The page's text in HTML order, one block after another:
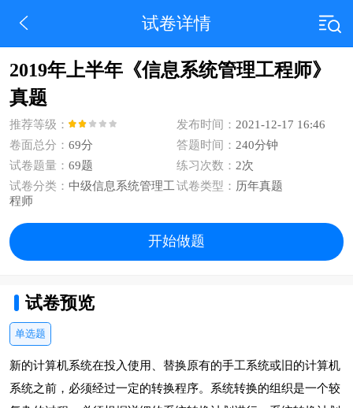
试卷详情
2019年上半年《信息系统管理工程师》
真题
推荐等级： 发布时间： 2021-12-17 16:46
卷面总分： 69分 答题时间： 240分钟
试卷题量： 69题 练习次数： 2次
试卷分类： 中级信息系统管理工
程师
试卷类型： 历年真题
开始做题
试卷预览
单选题
新的计算机系统在投入使用、替换原有的手工系统或旧的计算机
系统之前，必须经过一定的转换程序。系统转换的组织是一个较